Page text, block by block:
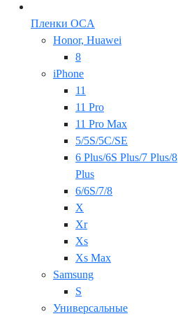
Пленки OCA
Honor, Huawei
8
iPhone
11
11 Pro
11 Pro Max
5/5S/5C/SE
6 Plus/6S Plus/7 Plus/8
Plus
6/6S/7/8
X
Xr
Xs
Xs Max
Samsung
S
Универсальные